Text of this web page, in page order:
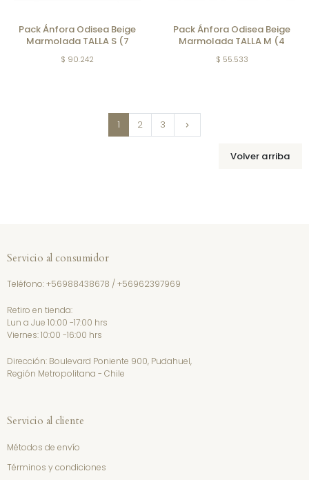
Pack Ánfora Odisea Beige
Marmolada TALLA S (7
unidades)
$ 90.242
Pack Ánfora Odisea Beige
Marmolada TALLA M (4
unidades))
$ 55.533
1 2 3 keyboard_arrow_right
Volver arriba
Servicio al consumidor
Teléfono:+56988438678 /+56962397969
Retiro en tienda:
Lun a Jue 10:00 -17:00 hrs
Viernes: 10:00 -16:00 hrs
Dirección: Boulevard Poniente 900, Pudahuel,
Región Metropolitana - Chile
Servicio al cliente
Métodos de envío
Términos y condiciones